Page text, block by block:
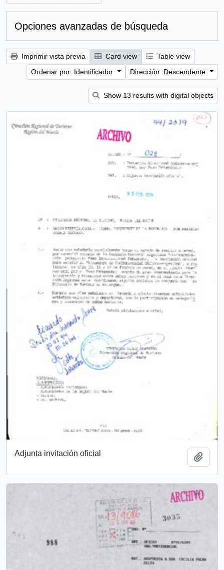
Opciones avanzadas de búsqueda
Imprimir vista previa Card view
Table view
Ordenar por: Identificador
Dirección: Descendente
Show 13 results with digital objects
Adjunta invitación oficial